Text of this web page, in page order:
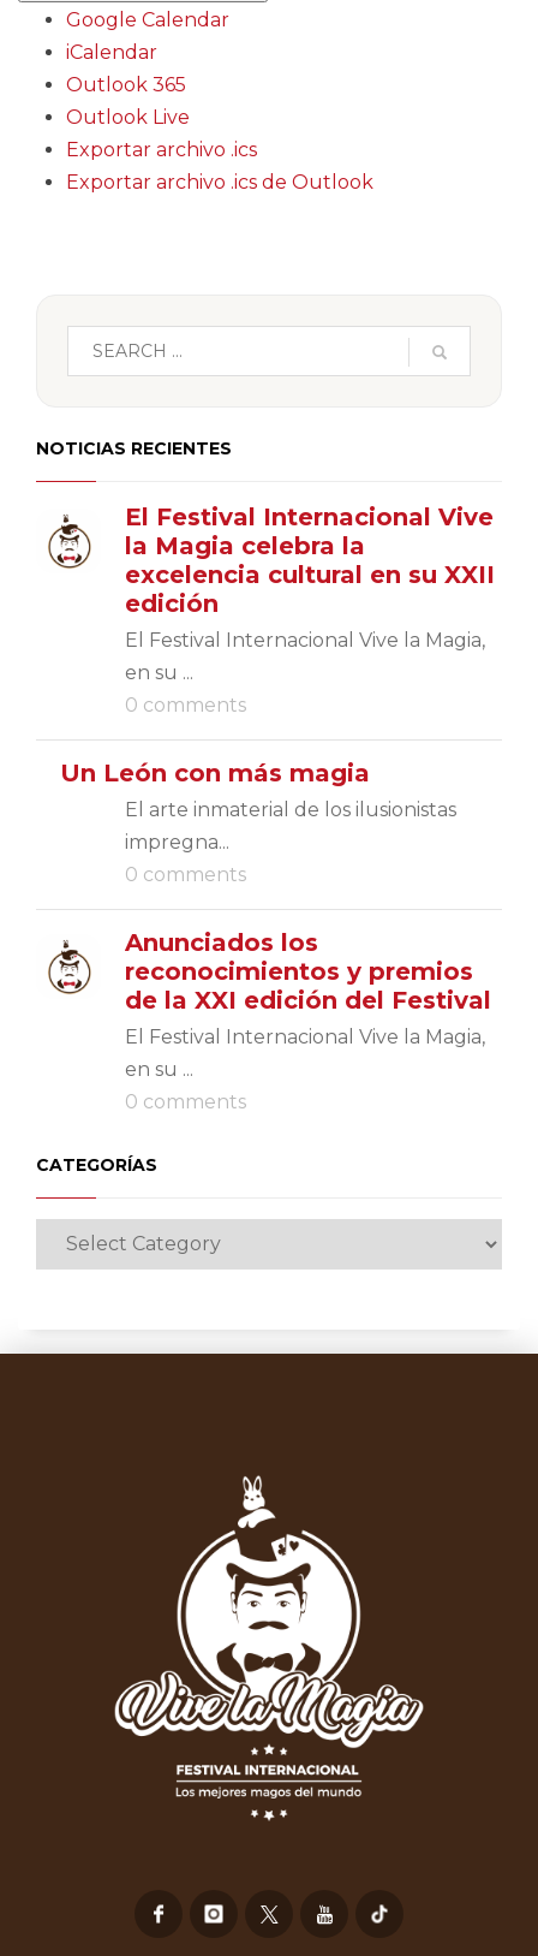
Google Calendar
iCalendar
Outlook 365
Outlook Live
Exportar archivo .ics
Exportar archivo .ics de Outlook
NOTICIAS RECIENTES
El Festival Internacional Vive
la Magia celebra la
excelencia cultural en su XXII
edición
El Festival Internacional Vive la Magia,
en su ...
0 comments
Un León con más magia
El arte inmaterial de los ilusionistas
impregna...
0 comments
Anunciados los
reconocimientos y premios
de la XXI edición del Festival
El Festival Internacional Vive la Magia,
en su ...
0 comments
CATEGORÍAS